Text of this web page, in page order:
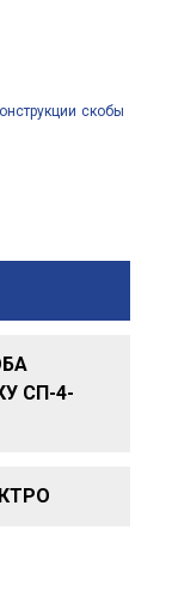
скобы
СП-4-